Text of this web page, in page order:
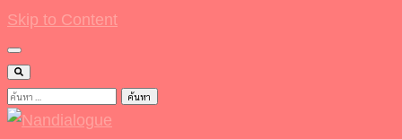
Skip to Content
ค้นหา
สำหรับ: